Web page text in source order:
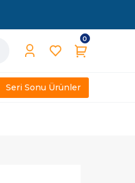
0
Seri Sonu Ürünler